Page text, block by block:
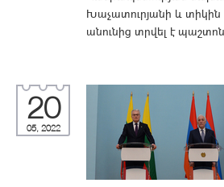
Խաչատուրյանի և
անունից տրվել է
20
05, 2022